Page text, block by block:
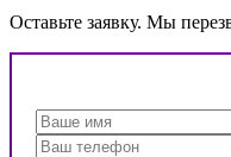
Оставьте заявку. Мы